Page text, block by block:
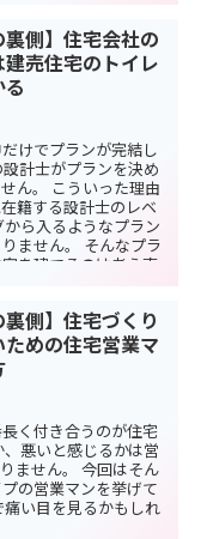
裏側】住宅会社の
売住宅のトイレ
けでプランが完結し
計士がプランを決め
ん。 こういった理由
籍する設計士のレベ
ら入るようなプラン
ません。 そんなプラ
を建てるのは考え直
裏側】住宅づくり
めの住宅営業マ
く付き合うのが住宅
悪いと感じるかは営
ません。 今回はそん
の営業マンを挙げて
い目を見るかもしれ